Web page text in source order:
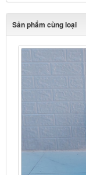
Sản phẩm cùng loại